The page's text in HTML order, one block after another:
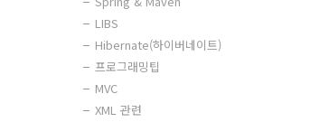
LIBS
Hibernate(하이버네이트)
프로그래밍팁
MVC
XML 관련